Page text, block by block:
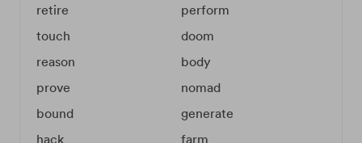
retire
perform
touch
doom
reason
body
prove
nomad
bound
generate
hack
farm